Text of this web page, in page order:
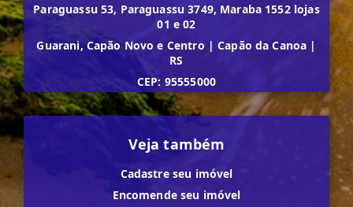
Paraguassu 53, Paraguassu 3749, Maraba 1552 lojas
01 e 02
Guarani, Capão Novo e Centro | Capão da Canoa |
RS
CEP: 95555000
Veja também
Cadastre seu imóvel
Encomende seu imóvel